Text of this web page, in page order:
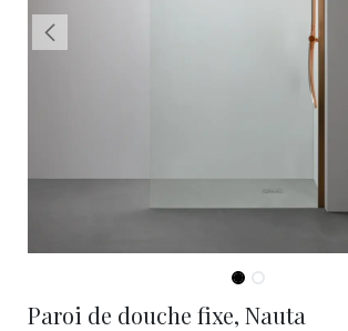
Paroi de douche fixe, Nauta